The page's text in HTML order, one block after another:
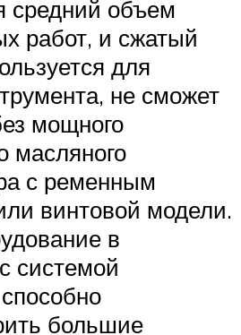
средний объем
работ, и сжатый
для
не сможет
мощного
масляного
с ременным
винтовой модели.
в
системой
большие